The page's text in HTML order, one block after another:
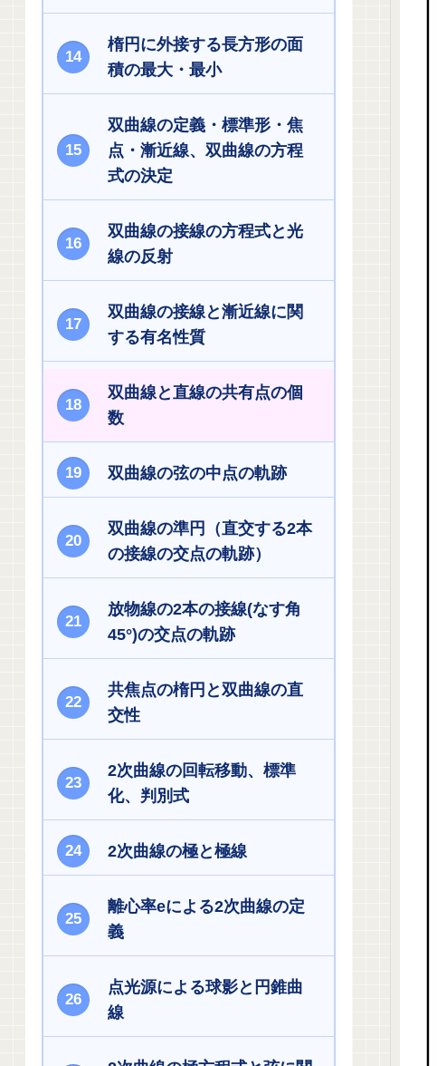
楕円に外接する長方形の面
積の最大・最小
双曲線の定義・標準形・焦
点・漸近線、双曲線の方程
式の決定
双曲線の接線の方程式と光
線の反射
双曲線の接線と漸近線に関
する有名性質
双曲線と直線の共有点の個
数
双曲線の弦の中点の軌跡
双曲線の準円（直交する2本
の接線の交点の軌跡）
放物線の2本の接線(なす角
45°)の交点の軌跡
共焦点の楕円と双曲線の直
交性
2次曲線の回転移動、標準
化、判別式
2次曲線の極と極線
離心率eによる2次曲線の定
義
点光源による球影と円錐曲
線